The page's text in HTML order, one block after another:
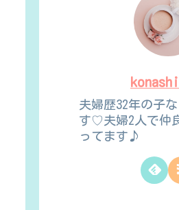
夫婦歴32年の子
す♡夫婦2人で仲
ってます♪